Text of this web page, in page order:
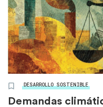
DESARROLLO SOSTENIBLE
Demandas